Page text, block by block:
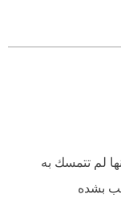
لم تتمسك به
بشده